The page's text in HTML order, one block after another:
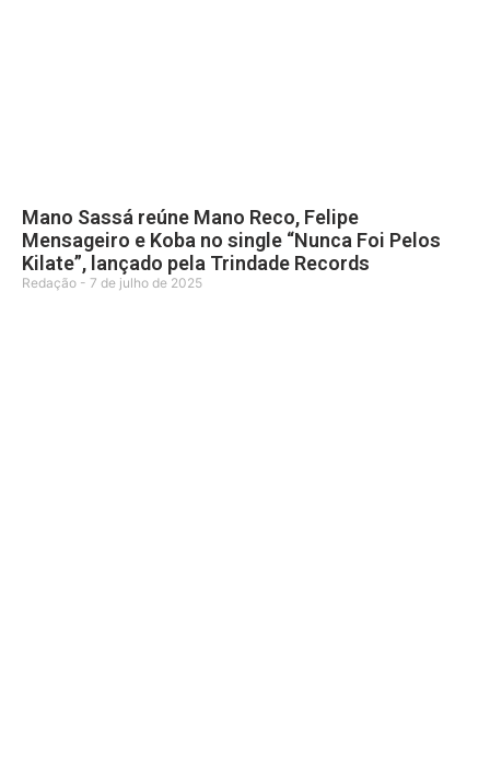
Mano Sassá reúne Mano Reco, Felipe
Mensageiro e Koba no single “Nunca Foi Pelos
Kilate”, lançado pela Trindade Records
Redação 7 de julho de 2025